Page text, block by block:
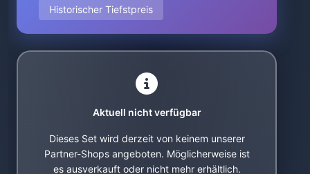
Historischer Tiefstpreis
Aktuell nicht verfügbar
Dieses Set wird derzeit von keinem unserer
Partner-Shops angeboten. Möglicherweise ist
es ausverkauft oder nicht mehr erhältlich.